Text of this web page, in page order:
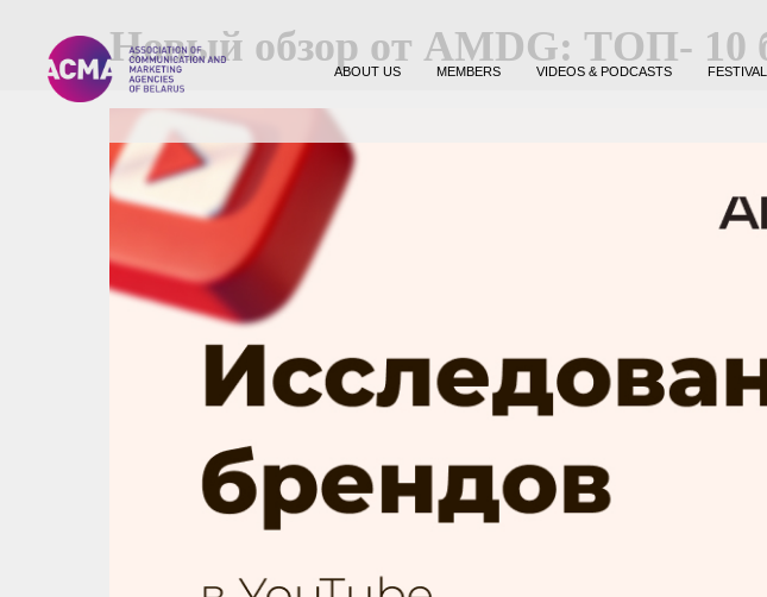
ABOUT US MEMBERS VIDEOS & PODCASTS
Новый обзор от AMDG: ТОП- 10